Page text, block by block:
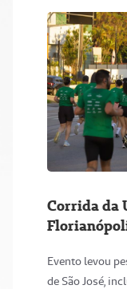
Corrida da
circuito de
Evento levou
de São José,